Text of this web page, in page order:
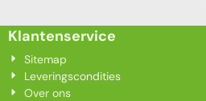
Klantenservice
Sitemap
Leveringscondities
Over ons